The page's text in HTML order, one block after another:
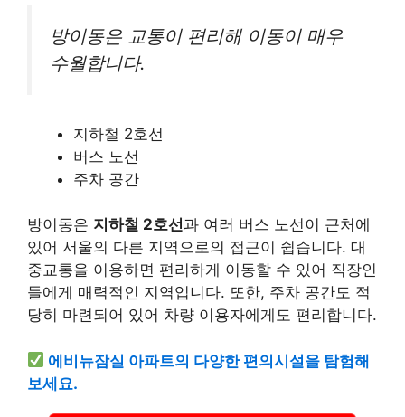
방이동은 교통이 편리해 이동이 매우
수월합니다.
지하철 2호선
버스 노선
주차 공간
방이동은 지하철 2호선과 여러 버스 노선이 근처에
있어 서울의 다른 지역으로의 접근이 쉽습니다. 대
중교통을 이용하면 편리하게 이동할 수 있어 직장인
들에게 매력적인 지역입니다. 또한, 주차 공간도 적
당히 마련되어 있어 차량 이용자에게도 편리합니다.
에비뉴잠실 아파트의 다양한 편의시설을 탐험해
보세요.